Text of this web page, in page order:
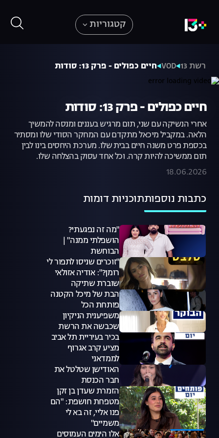
קטגוריות
רשת 13 VOD חיים כפולים - פרק 13: סודות
חיים כפולים - פרק 13: סודות
אחרי הנשיקה עם שני, תום מרגיש בעננים ומנסה להמשיך
הלאה. במקביל מיכאל מתקדם עם המחקר הסודי שלו ומסתיר
בכספת פרט משנה חיים בבית שלו. מערכת היחסים בינו לבין
תום ממשיכה להיות קרה. וכל אחד עסוק בהצלחה שלו.
18.06.2026
כתבות נוספותתוכניות דומות
"מה זה נפגעתי?
הושפלתי ממנה" |
הבוחשת
"זוכרים שניסו לתפור לי
רומן?": אודיה אזולאי
שוברת שתיקה
הבת של מיכל הקטנה
פותחת הכל
משפיענית הניקיון
שכבשה את הרשת
בכיר בעיריית תל אביב
מציע קרב אגרוף
לממדאני
האודישן שטלטל את
חבר הכנסת
הזמרת שעדן בן זקן
מטפחת חושפת: "הם
פנו אליי, זה בא לי
משמיים"
אלו הימים העמוסים